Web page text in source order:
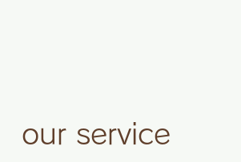
Partners
our service